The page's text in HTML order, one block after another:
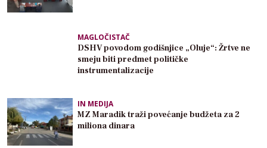
MAGLOČISTAČ
DSHV povodom godišnjice „Oluje“: Žrtve ne
smeju biti predmet političke
instrumentalizacije
IN MEDIJA
MZ Maradik traži povećanje budžeta za 2
miliona dinara